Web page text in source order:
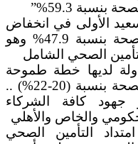
59.3%”
الأولى في انخفاض
نسبة الإنفاق الشخصي على الصحة بنسبة 47.9% وهو
الصحي الشامل
لديها خطة طموحة
لتقليل الإنفاق الشخصي على الصحة بنسبة (20-22%) ..
كافة الشركاء
والخاص والأهلي
التأمين الصحي